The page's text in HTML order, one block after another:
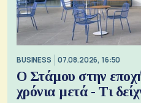
BUSINESS 07.08.2026, 16:50
Ο Στάμου στην
χρόνια μετά - Τι